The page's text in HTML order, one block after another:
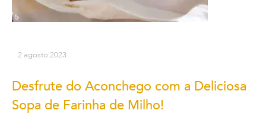
2 agosto 2023
Desfrute do Aconchego com a Deliciosa
Sopa de Farinha de Milho!